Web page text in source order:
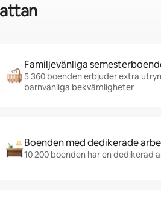
Familjevänliga
5 360 boenden erbjuder extra
barnvänliga bekvämligheter
Boenden med dedikerade
10 200 boenden har en dedikerad